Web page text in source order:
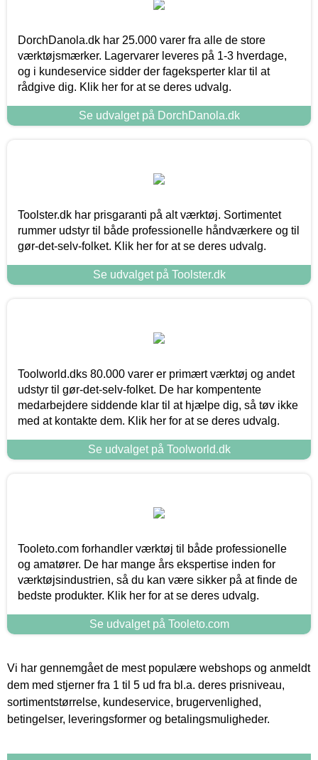
DorchDanola.dk har 25.000 varer fra alle de store
værktøjsmærker. Lagervarer leveres på 1-3 hverdage,
og i kundeservice sidder der fageksperter klar til at
rådgive dig. Klik her for at se deres udvalg.
Se udvalget på DorchDanola.dk
Toolster.dk har prisgaranti på alt værktøj. Sortimentet
rummer udstyr til både professionelle håndværkere og til
gør-det-selv-folket. Klik her for at se deres udvalg.
Se udvalget på Toolster.dk
Toolworld.dks 80.000 varer er primært værktøj og andet
udstyr til gør-det-selv-folket. De har kompentente
medarbejdere siddende klar til at hjælpe dig, så tøv ikke
med at kontakte dem. Klik her for at se deres udvalg.
Se udvalget på Toolworld.dk
Tooleto.com forhandler værktøj til både professionelle
og amatører. De har mange års ekspertise inden for
værktøjsindustrien, så du kan være sikker på at finde de
bedste produkter. Klik her for at se deres udvalg.
Se udvalget på Tooleto.com
Vi har gennemgået de mest populære webshops og anmeldt
dem med stjerner fra 1 til 5 ud fra bl.a. deres prisniveau,
sortimentstørrelse, kundeservice, brugervenlighed,
betingelser, leveringsformer og betalingsmuligheder.